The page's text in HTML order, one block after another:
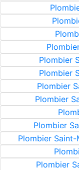
Plombier
Plombier
Plombier
Plombier
Plombier
Plombier
Plombier